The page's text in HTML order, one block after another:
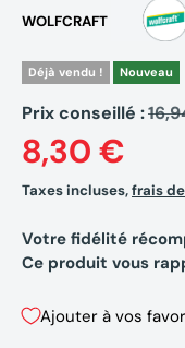
WOLFCRAFT
Déjà vendu ! Nouveau
Prix conseillé :
8,30 €
Taxes incluses,frais
Votre fidélité
Ce produit vous
Ajouter à vos